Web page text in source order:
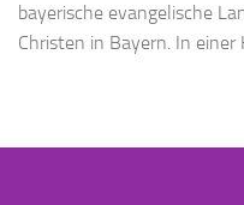
bayerische evangelische
Christen in Bayern. In einer